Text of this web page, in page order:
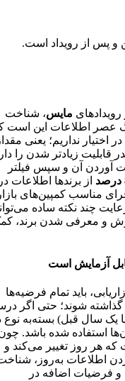
و پس از رویداد است.
رویدادهای مایس، شناخت
عصر اطلاعات این است
اختیار نداریم؛ یعنی
قابلیت زیادتر شدن را
آوردن آن و سپس فیلتر
از برندها
مناسب کمپین‌های
چند نکته ساده
و معرفی شدن برند،
آزمایش است
باید تمام فرضیه‌ها
گذاشته شوند؛ حتی اگر
سال قبل) بسته‌به نوع
استفاده شده باشد.
که هر روز تغییر می‌کند و
اطلاعات به‌روز،
و فرضیات اضافه در